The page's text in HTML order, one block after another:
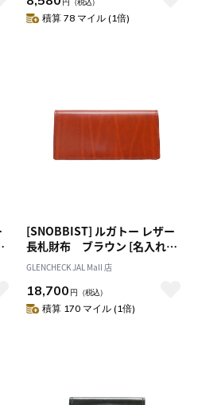
円 （税込）
積算 78 マイル (1倍)
[SNOBBIST] ルガトー レザー
長札財布 ブラウン [名入れ無
料][オススメ対象]
GLENCHECK JAL Mall 店
18,700 円 （税込）
積算 170 マイル (1倍)